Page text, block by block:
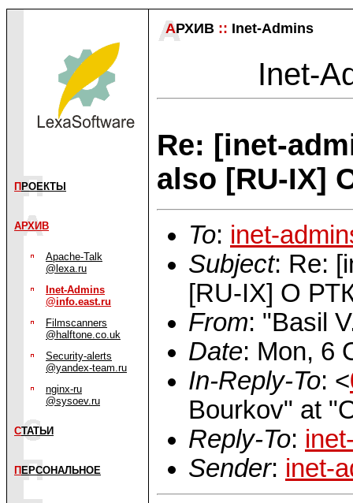
П РОЕКТЫ
АРХИВ
Apache-Talk
@lexa.ru
Inet-Admins
@info.east.ru
Filmscanners
@halftone.co.uk
Security-alerts
@yandex-team.ru
nginx-ru
@sysoev.ru
СТАТЬИ
П ЕРСОНАЛЬНОЕ
АРХИВ :: Inet-Admins
Inet-
Re: [inet-
also [RU-IX]
To: inet-
Subject: Re:
[RU-IX] О
From: "Basil
Date: Mon, 6
In-Reply-To: <
Bourkov" at
Reply-To:
Sender: inet-